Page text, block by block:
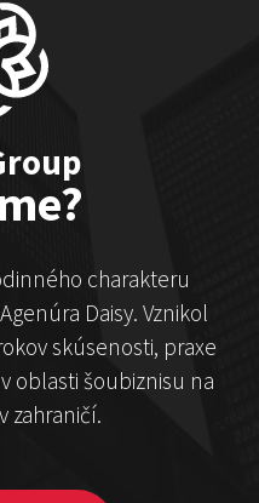
Hudák
„ŠOKO”
charakteru
Daisy. Vznikol
skúsenosti, praxe
oblasti šoubiznisu na
zahraničí.